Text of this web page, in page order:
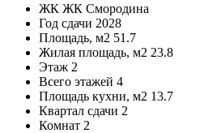
ЖК ЖК Смородина
Год сдачи 2028
Площадь, м2 51.7
Жилая площадь, м2 23.8
Этаж 2
Всего этажей 4
Площадь кухни, м2 13.7
Квартал сдачи 2
Комнат 2